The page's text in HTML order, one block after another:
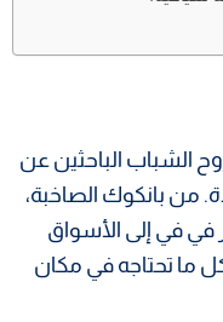
الشباب الباحثين عن
من بانكوك الصاخبة،
في إلى الأسواق
ما تحتاجه في مكان